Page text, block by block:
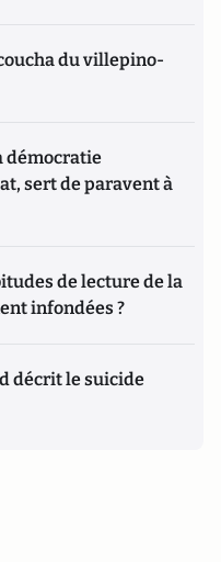
du villepino-
démocratie
sert de paravent à
de lecture de la
infondées ?
décrit le suicide